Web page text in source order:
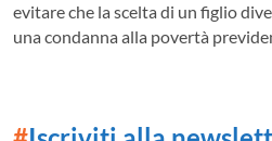
evitare che la scelta di un figlio
una condanna alla povertà